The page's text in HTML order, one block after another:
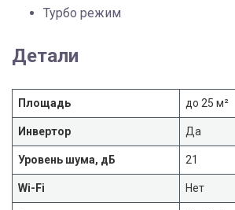
Турбо режим
Детали
Площадь до 25 м²
Инвертор Да
Уровень шума, дБ 21
Wi-Fi Нет